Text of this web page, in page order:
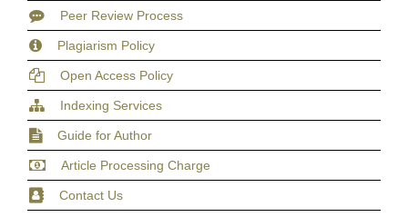
Peer Review Process
Plagiarism Policy
Open Access Policy
Indexing Services
Guide for Author
Article Processing Charge
Contact Us